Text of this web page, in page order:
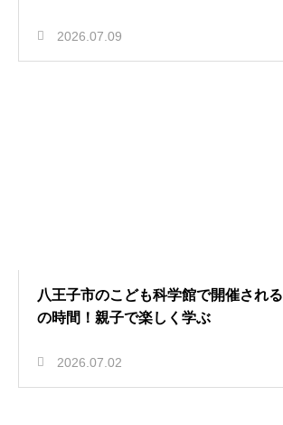
2026.07.09
八王子市のこども科学館で開催され
の時間！親子で楽しく学ぶ
2026.07.02